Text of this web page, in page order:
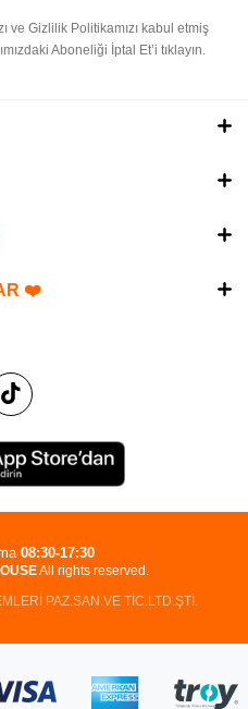
ve Gizlilik Politikamızı kabul etmiş
Aboneliği İptal Et’i tıklayın.
❤️
All rights reserved.
PAZ.SAN.VE TİC.LTD.ŞTİ.
08:30-17:30